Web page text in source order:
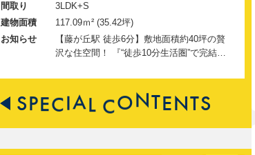
間取り
3LDK+S
建物面積
117.09ｍ² (35.42坪)
お知らせ
【藤が丘駅 徒歩6分】敷地面積約40坪の贅
沢な住空間！ 『“徒歩10分生活圏”で完結す
～8/30(日)まで真夏のマイホームキャンペ
ーン実施中！ ご成約特典として、最大30
万円相当の家電・家具（ソファ）・カーテ
IAクラブ会員募集中◆◇ 会員登録で、この
SPECIAL CONTENTS